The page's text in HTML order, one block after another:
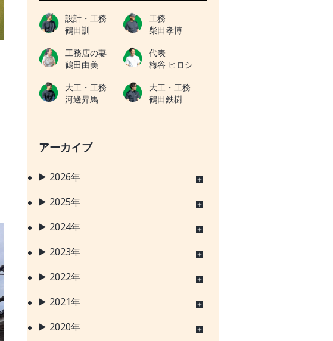
設計・工務
鶴田訓
工務
柴田孝博
工務店の妻
鶴田由美
代表
梅谷 ヒロシ
大工・工務
河邊昇馬
大工・工務
鶴田鉄樹
アーカイブ
2026年
2025年
2024年
2023年
2022年
2021年
2020年